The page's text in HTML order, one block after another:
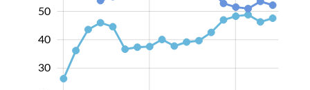
50
30
40
50